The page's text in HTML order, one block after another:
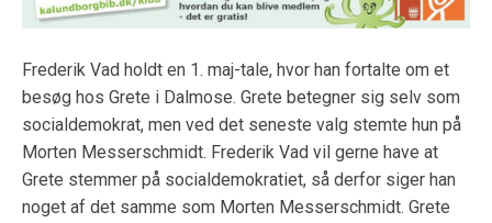
Frederik Vad holdt en 1. maj-tale, hvor han fortalte om et
besøg hos Grete i Dalmose. Grete betegner sig selv som
socialdemokrat, men ved det seneste valg stemte hun på
Morten Messerschmidt. Frederik Vad vil gerne have at
Grete stemmer på socialdemokratiet, så derfor siger han
noget af det samme som Morten Messerschmidt. Grete